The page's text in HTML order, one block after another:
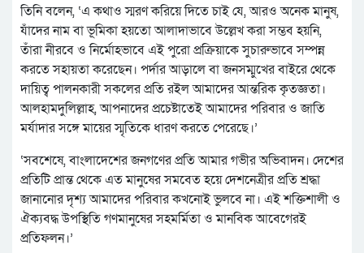
তিনি বলেন, ‘এ কথাও স্মরণ করিয়ে দিতে চাই যে, আরও অনেক মানুষ,
যাঁদের নাম বা ভূমিকা হয়তো আলাদাভাবে উল্লেখ করা সম্ভব হয়নি,
তাঁরা নীরবে ও নির্মোহভাবে এই পুরো প্রক্রিয়াকে সুচারুভাবে সম্পন্ন
করতে সহায়তা করেছেন। পর্দার আড়ালে বা জনসম্মুখের বাইরে থেকে
দায়িত্ব পালনকারী সকলের প্রতি রইল আমাদের আন্তরিক কৃতজ্ঞতা।
আলহামদুলিল্লাহ, আপনাদের প্রচেষ্টাতেই আমাদের পরিবার ও জাতি
মর্যাদার সঙ্গে মায়ের স্মৃতিকে ধারণ করতে পেরেছে।’
‘সবশেষে, বাংলাদেশের জনগণের প্রতি আমার গভীর অভিবাদন। দেশের
প্রতিটি প্রান্ত থেকে এত মানুষের সমবেত হয়ে দেশনেত্রীর প্রতি শ্রদ্ধা
জানানোর দৃশ্য আমাদের পরিবার কখনোই ভুলবে না। এই শক্তিশালী ও
ঐক্যবদ্ধ উপস্থিতি গণমানুষের সহমর্মিতা ও মানবিক আবেগেরই
প্রতিফলন।’